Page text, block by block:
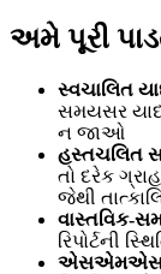
અમે પૂરી
સ્વચાલિત
સમયસર યાદ
ન જાઓ
હસ્તચલિત
તો દરેક
જેથી
વાસ્તવિક-
રિપોર્ટની
એસએમએસ